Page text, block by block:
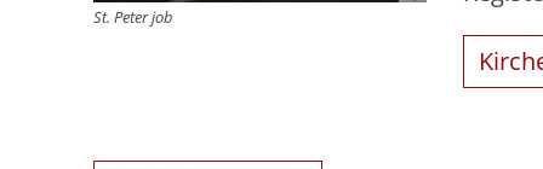
St. Peter job